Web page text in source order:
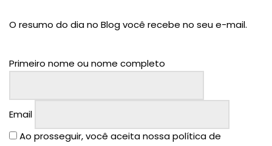
O resumo do dia no Blog você recebe no seu e-mail.
Primeiro nome ou nome completo
Email
Ao prosseguir, você aceita nossa política de